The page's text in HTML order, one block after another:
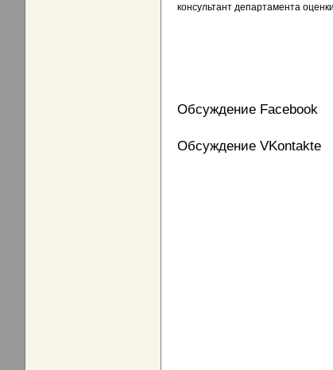
консультант департамента
Обсуждение Facebook
Обсуждение VKontakte